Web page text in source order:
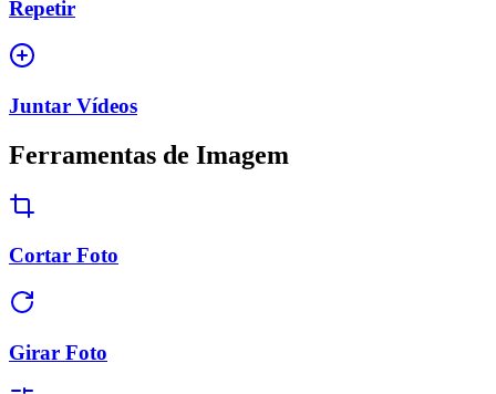
Repetir
Juntar Vídeos
Ferramentas de Imagem
Cortar Foto
Girar Foto